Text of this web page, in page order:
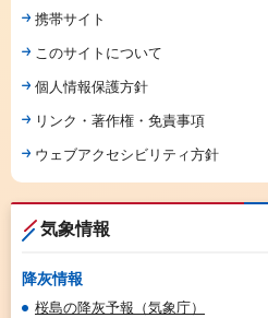
携帯サイト
このサイトについて
個人情報保護方針
リンク・著作権・免責事項
ウェブアクセシビリティ方針
気象情報
降灰情報
桜島の降灰予報（気象庁）